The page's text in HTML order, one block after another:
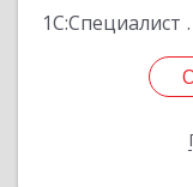
1С:Специалист